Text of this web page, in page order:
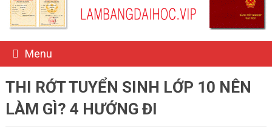
Menu
THI RỚT TUYỂN SINH LỚP 10 NÊN
LÀM GÌ? 4 HƯỚNG ĐI